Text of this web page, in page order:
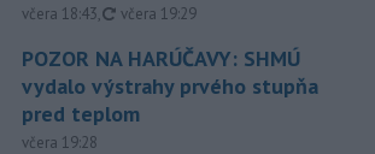
včera 18:43, aktualizované
včera 19:29
POZOR NA HARÚČAVY: SHMÚ
vydalo výstrahy prvého stupňa
pred teplom
včera 19:28